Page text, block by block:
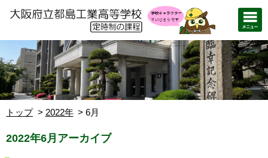
トップ 2022年 6月
2022年6月アーカイブ